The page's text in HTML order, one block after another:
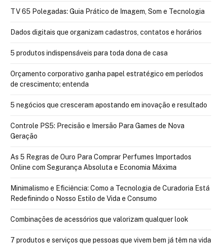
TV 65 Polegadas: Guia Prático de Imagem, Som e Tecnologia
Dados digitais que organizam cadastros, contatos e horários
5 produtos indispensáveis para toda dona de casa
Orçamento corporativo ganha papel estratégico em períodos
de crescimento; entenda
5 negócios que cresceram apostando em inovação e resultado
Controle PS5: Precisão e Imersão Para Games de Nova
Geração
As 5 Regras de Ouro Para Comprar Perfumes Importados
Online com Segurança Absoluta e Economia Máxima
Minimalismo e Eficiência: Como a Tecnologia de Curadoria Está
Redefinindo o Nosso Estilo de Vida e Consumo
Combinações de acessórios que valorizam qualquer look
7 produtos e serviços que pessoas que vivem bem já têm na vida